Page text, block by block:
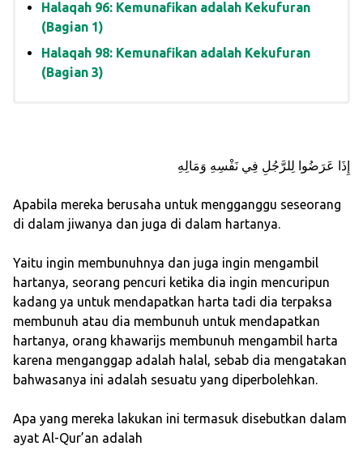
Halaqah 96: Kemunafikan adalah Kekufuran
(Bagian 1)
Halaqah 98: Kemunafikan adalah Kekufuran
(Bagian 3)
إِذَا عَرَضُوا لِلرَّجُلِ فِي نَفْسِهِ وَمَالِهِ
Apabila mereka berusaha untuk mengganggu seseorang
di dalam jiwanya dan juga di dalam hartanya.
Yaitu ingin membunuhnya dan juga ingin mengambil
hartanya, seorang pencuri ketika dia ingin mencuripun
kadang ya untuk mendapatkan harta tadi dia terpaksa
membunuh atau dia membunuh untuk mendapatkan
hartanya, orang khawarijs membunuh mengambil harta
karena menganggap adalah halal, sebab dia mengatakan
bahwasanya ini adalah sesuatu yang diperbolehkan.
Apa yang mereka lakukan ini termasuk disebutkan dalam
ayat Al-Qur’an adalah